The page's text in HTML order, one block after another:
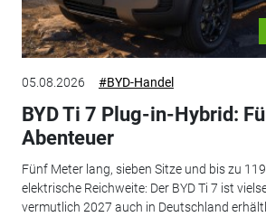
05.08.2026 #BYD-Handel
BYD Ti 7 Plug-in-Hybrid:
Abenteuer
Fünf Meter lang, sieben Sitze und bis zu
elektrische Reichweite: Der BYD Ti 7 ist
vermutlich 2027 auch in Deutschland